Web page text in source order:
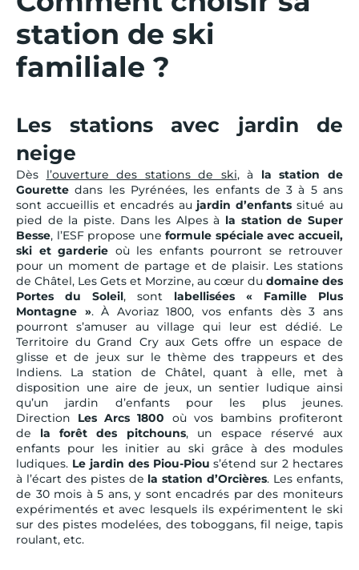
station de ski
familiale ?
Les stations avec jardin de
neige
Dès l’ouverture des stations de ski, à la station de
Gourette dans les Pyrénées, les enfants de 3 à 5 ans
sont accueillis et encadrés au jardin d’enfants situé au
pied de la piste. Dans les Alpes à la station de Super
Besse, l’ESF propose uneformule spéciale avec accueil,
ski et garderie où les enfants pourront se retrouver
pour un moment de partage et de plaisir. Les stations
de Châtel, Les Gets et Morzine, au cœur du domaine des
Portes du Soleil, sont labellisées « Famille Plus
Montagne ». À Avoriaz 1800, vos enfants dès 3 ans
pourront s’amuser au village qui leur est dédié. Le
Territoire du Grand Cry aux Gets offre un espace de
glisse et de jeux sur le thème des trappeurs et des
Indiens. La station de Châtel, quant à elle, met à
disposition une aire de jeux, un sentier ludique ainsi
qu’un jardin d’enfants pour les plus jeunes.
Direction Les Arcs 1800 où vos bambins profiteront
de la forêt des pitchouns, un espace réservé aux
enfants pour les initier au ski grâce à des modules
ludiques. Le jardin des Piou-Piou s’étend sur 2 hectares
à l’écart des pistes de la station d’Orcières. Les enfants,
de 30 mois à 5 ans, y sont encadrés par des moniteurs
expérimentés et avec lesquels ils expérimentent le ski
sur des pistes modelées, des toboggans, fil neige, tapis
roulant, etc.